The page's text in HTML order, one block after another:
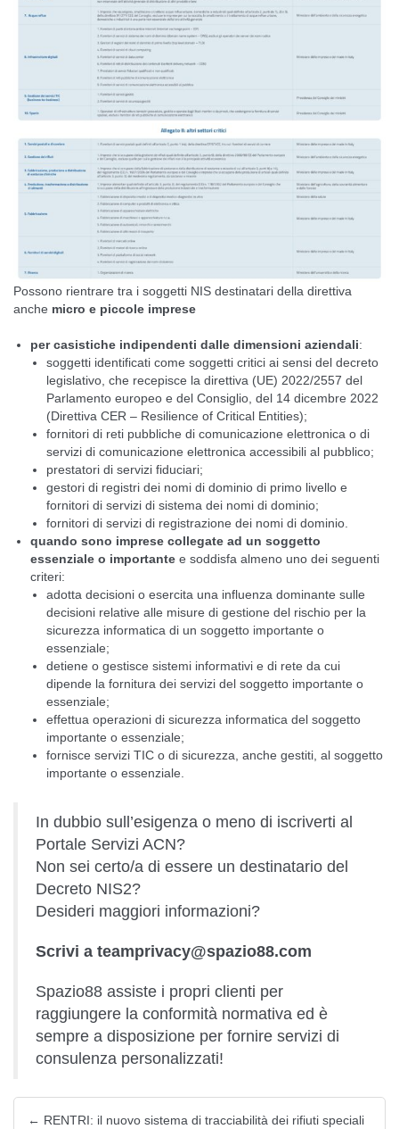
Possono rientrare tra i soggetti NIS destinatari della direttiva
anche micro e piccole imprese
per casistiche indipendenti dalle dimensioni aziendali:
soggetti identificati come soggetti critici ai sensi del decreto
legislativo, che recepisce la direttiva (UE) 2022/2557 del
Parlamento europeo e del Consiglio, del 14 dicembre 2022
(Direttiva CER – Resilience of Critical Entities);
fornitori di reti pubbliche di comunicazione elettronica o di
servizi di comunicazione elettronica accessibili al pubblico;
prestatori di servizi fiduciari;
gestori di registri dei nomi di dominio di primo livello e
fornitori di servizi di sistema dei nomi di dominio;
fornitori di servizi di registrazione dei nomi di dominio.
quando sono imprese collegate ad un soggetto
essenziale o importantee soddisfa almeno uno dei seguenti
criteri:
adotta decisioni o esercita una influenza dominante sulle
decisioni relative alle misure di gestione del rischio per la
sicurezza informatica di un soggetto importante o
essenziale;
detiene o gestisce sistemi informativi e di rete da cui
dipende la fornitura dei servizi del soggetto importante o
essenziale;
effettua operazioni di sicurezza informatica del soggetto
importante o essenziale;
fornisce servizi TIC o di sicurezza, anche gestiti, al soggetto
importante o essenziale.
In dubbio sull’esigenza o meno di iscriverti al
Portale Servizi ACN?
Non sei certo/a di essere un destinatario del
Decreto NIS2?
Desideri maggiori informazioni?
Scrivi a teamprivacy@spazio88.com
Spazio88 assiste i propri clienti per
raggiungere la conformità normativa ed è
sempre a disposizione per fornire servizi di
consulenza personalizzati!
← RENTRI: il nuovo sistema di tracciabilità dei rifiuti speciali